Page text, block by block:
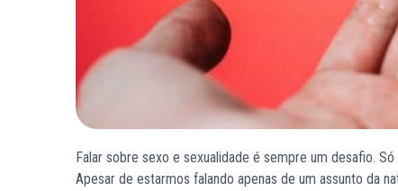
Falar sobre sexo e sexualidade é sempre um desafio.
Apesar de estarmos falando apenas de um assunto da